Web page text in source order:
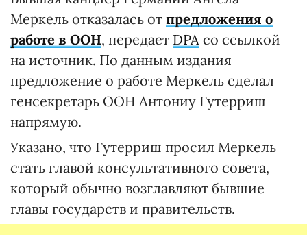
Меркель отказалась от предложения о
работе в ООН, передает DPA со ссылкой
на источник. По данным издания
предложение о работе Меркель сделал
генсекретарь ООН Антониу Гутерриш
напрямую.
Указано, что Гутерриш просил Меркель
стать главой консультативного совета,
который обычно возглавляют бывшие
главы государств и правительств.